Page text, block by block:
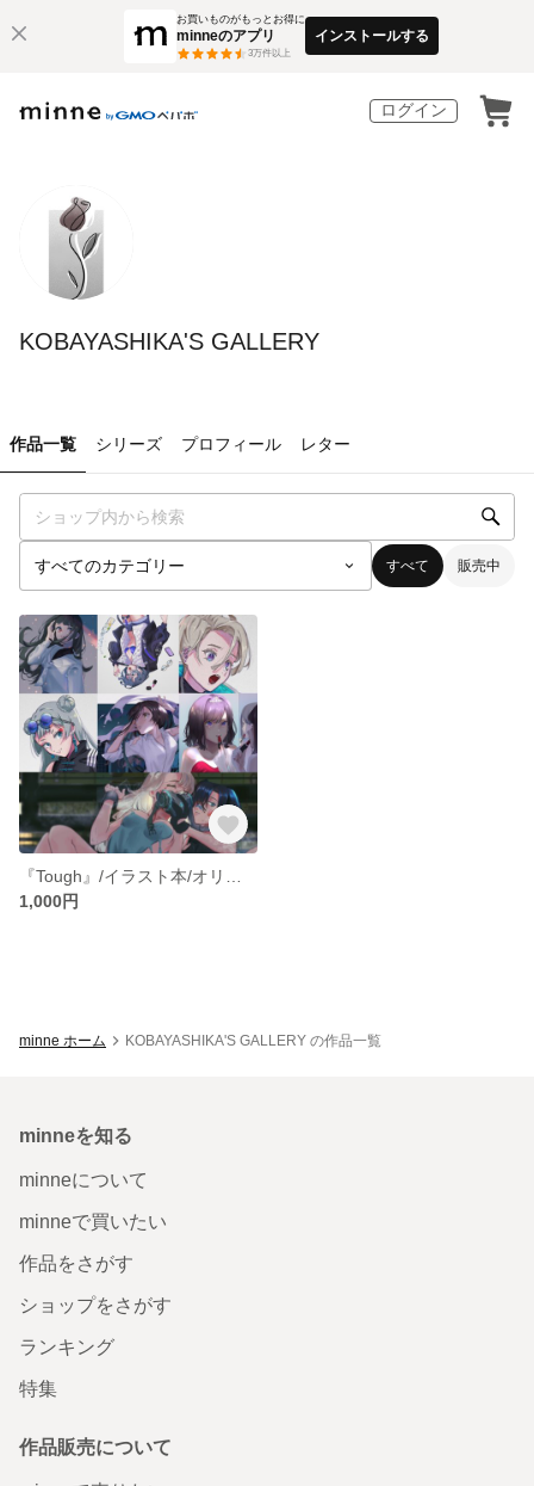
お買いものがもっとお得に
minneのアプリ
3万件以上
インストールする
ログイン
KOBAYASHIKA'S GALLERY
作品一覧 シリーズ プロフィール レター
すべて 販売中
1,000円
minne ホーム KOBAYASHIKA'S GALLERY の作品一覧
minneを知る
minneについて
minneで買いたい
作品をさがす
ショップをさがす
ランキング
特集
作品販売について